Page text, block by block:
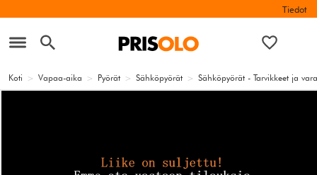
Tiedot
Koti > Vapaa-aika > Pyörät > Sähköpyörät > Sähköpyörät - Tarvikkeet ja